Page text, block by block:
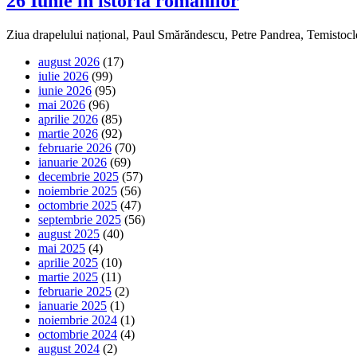
Ziua drapelului național, Paul Smărăndescu, Petre Pandrea,
august 2026 (17)
iulie 2026 (99)
iunie 2026 (95)
mai 2026 (96)
aprilie 2026 (85)
martie 2026 (92)
februarie 2026 (70)
ianuarie 2026 (69)
decembrie 2025 (57)
noiembrie 2025 (56)
octombrie 2025 (47)
septembrie 2025 (56)
august 2025 (40)
mai 2025 (4)
aprilie 2025 (10)
martie 2025 (11)
februarie 2025 (2)
ianuarie 2025 (1)
noiembrie 2024 (1)
octombrie 2024 (4)
august 2024 (2)